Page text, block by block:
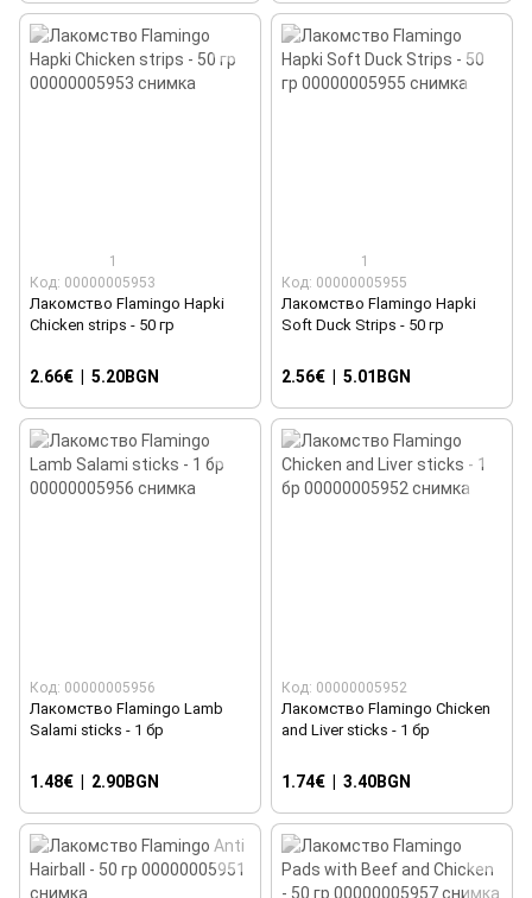
1
Код: 00000005953
Лакомство Flamingo Hapki
Chicken strips - 50 гр
2.66€ 5.20BGN
1
Код: 00000005955
Лакомство Flamingo Hapki
Soft Duck Strips - 50 гр
2.56€ 5.01BGN
Код: 00000005956
Лакомство Flamingo Lamb
Salami sticks - 1 бр
1.48€ 2.90BGN
Код: 00000005952
Лакомство Flamingo Chicken
and Liver sticks - 1 бр
1.74€ 3.40BGN